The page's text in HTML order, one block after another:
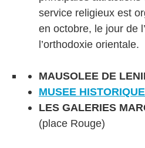
service religieux est
en octobre, le jour de
l’orthodoxie orientale.
MAUSOLEE DE
MUSEE
LES GALERIES
(place Rouge)